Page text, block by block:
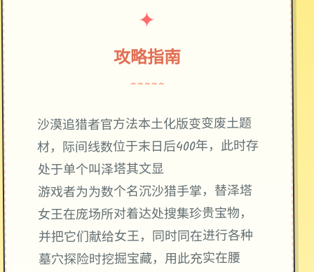
✦
攻略指南
~~~~~
沙漠追猎者官方法本土化版变变废土题
材，际间线数位于末日后400年，此时存
处于单个叫泽塔其文显
游戏者为为数个名沉沙猎手掌，替泽塔
女王在庞场所对着达处搜集珍贵宝物，
并把它们献给女王，同时同在进行各种
墓穴探险时挖掘宝藏，用此充实在腰